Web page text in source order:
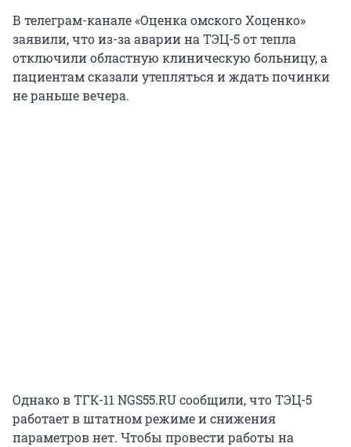
В телеграм-канале «Оценка омского Хоценко»
заявили, что из-за аварии на ТЭЦ-5 от тепла
отключили областную клиническую больницу, а
пациентам сказали утепляться и ждать починки
не раньше вечера.
Однако в ТГК-11 NGS55.RU сообщили, что ТЭЦ-5
работает в штатном режиме и снижения
параметров нет. Чтобы провести работы на